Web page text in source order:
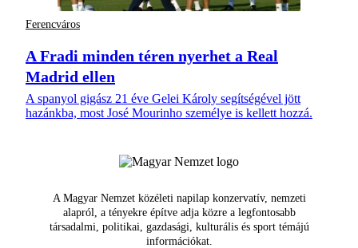
Ferencváros
A Fradi minden téren nyerhet a Real
Madrid ellen
A spanyol gigász 21 éve Gelei Károly segítségével jött
hazánkba, most José Mourinho személye is kellett hozzá.
A Magyar Nemzet közéleti napilap konzervatív, nemzeti
alapról, a tényekre építve adja közre a legfontosabb
társadalmi, politikai, gazdasági, kulturális és sport témájú
információkat.